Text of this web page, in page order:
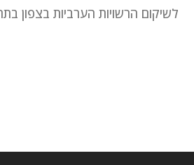
לשיקום הרשויות הערביות בצפון